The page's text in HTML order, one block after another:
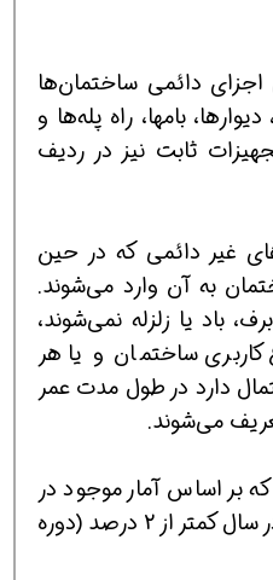
اجزای دائمی ساختمان‌ها
بامها، راه پله‌ها و
ثابت نیز در ردیف
غیر دائمی که در حین
به آن وارد می‌شوند.
باد یا زلزله نمی‌شوند،
کاربری ساختمان و یا هر
دارد در طول مدت عمر
می‌شوند.
بر اساس آمار موجود در
منطقه، احتمال تجاوز از آن در سال کمتر از 2 درصد (دوره